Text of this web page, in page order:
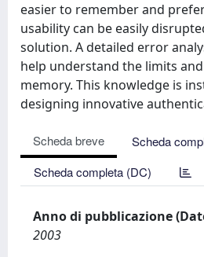
easier to remember and
usability can be easily
solution. A detailed error
help understand the limits
memory. This knowledge is
designing innovative
Scheda breve
Scheda
Scheda completa (DC)
Anno di pubblicazione
2003